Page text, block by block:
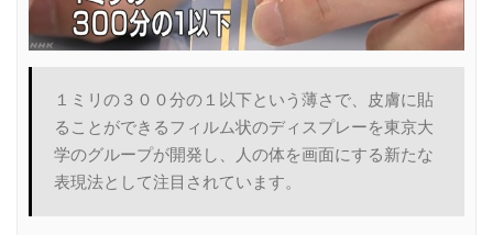
１ミリの３００分の１以下という薄さで、皮膚に貼
ることができるフィルム状のディスプレーを東京大
学のグループが開発し、人の体を画面にする新たな
表現法として注目されています。